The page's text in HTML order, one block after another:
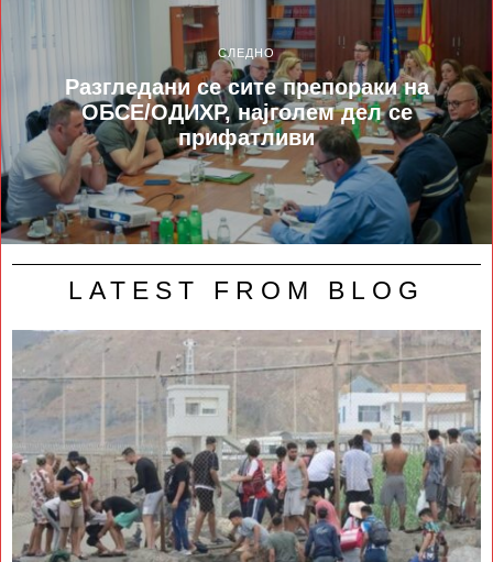
СЛЕДНО
Разгледани се сите препораки на
ОБСЕ/ОДИХР, најголем дел се
прифатливи
LATEST FROM BLOG